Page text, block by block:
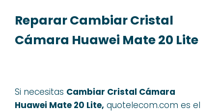
Reparar Cambiar Cristal
Cámara Huawei Mate 20 Lite
Si necesitas Cambiar Cristal Cámara
Huawei Mate 20 Lite, quotelecom.com es el